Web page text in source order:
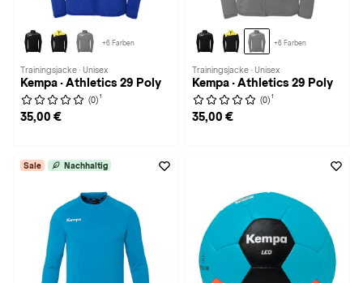
+6 Farben
Trainingsjacke · Unisex
Kempa · Athletics 29 Poly
(0) 1
35,00 €
+6 Farben
Trainingsjacke · Unisex
Kempa · Athletics 29 Poly
(0) 1
35,00 €
Sale Nachhaltig